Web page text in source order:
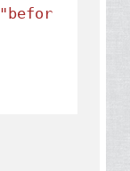
"befor